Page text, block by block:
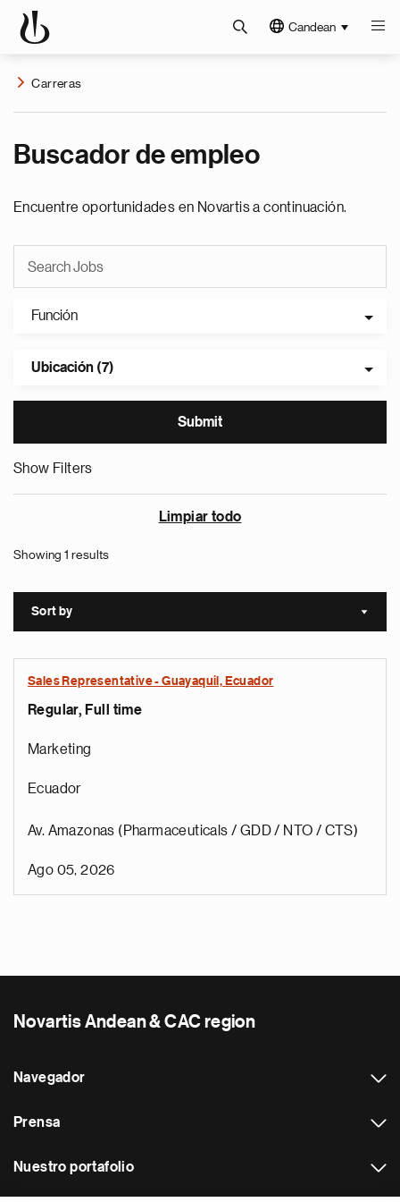
Candean
Carreras
Buscador de empleo
Encuentre oportunidades en Novartis a continuación.
Función
Ubicación (7)
Show Filters
Limpiar todo
Showing 1 results
Sort by Sort
Sales Representative - Guayaquil, Ecuador
Regular, Full time
Marketing
Ecuador
Av. Amazonas (Pharmaceuticals / GDD / NTO / CTS)
Ago 05, 2026
Novartis Andean & CAC region
Navegador
Prensa
Nuestro portafolio